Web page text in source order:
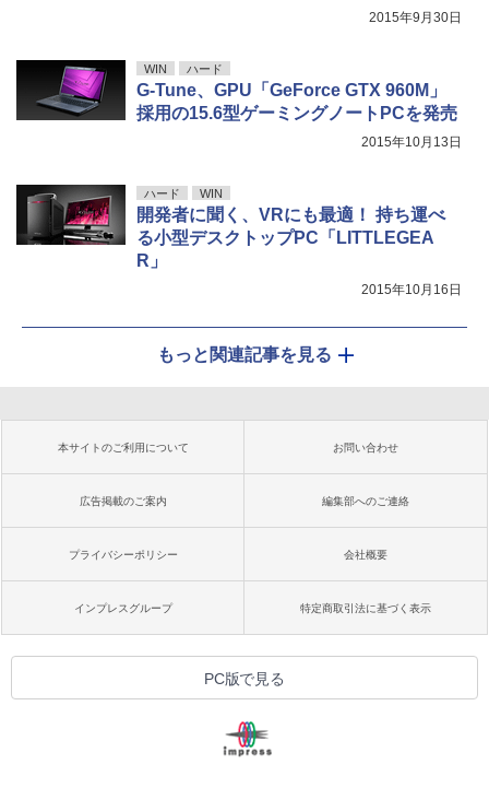
2015年9月30日
WIN ハード
G-Tune、GPU「GeForce GTX 960M」
採用の15.6型ゲーミングノートPCを発売
2015年10月13日
ハード WIN
開発者に聞く、VRにも最適！ 持ち運べ
る小型デスクトップPC「LITTLEGEA
R」
2015年10月16日
もっと関連記事を見る
本サイトのご利用について お問い合わせ
広告掲載のご案内 編集部へのご連絡
プライバシーポリシー 会社概要
インプレスグループ 特定商取引法に基づく表示
PC版で見る